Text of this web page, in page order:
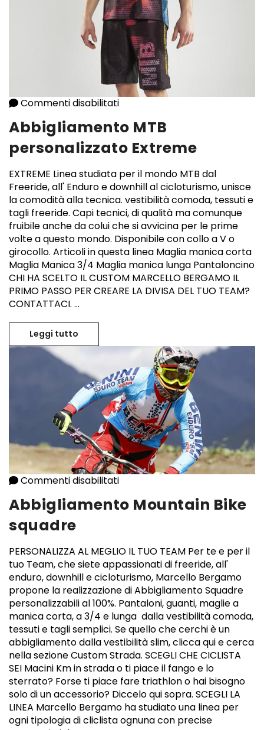
Commenti disabilitati
Abbigliamento MTB
personalizzato Extreme
EXTREME Linea studiata per il mondo MTB dal
Freeride, all' Enduro e downhill al cicloturismo, unisce
la comodità alla tecnica. vestibilità comoda, tessuti e
tagli freeride. Capi tecnici, di qualità ma comunque
fruibile anche da colui che si avvicina per le prime
volte a questo mondo. Disponibile con collo a V o
girocollo. Articoli in questa linea Maglia manica corta
Maglia Manica 3/4 Maglia manica lunga Pantaloncino
CHI HA SCELTO IL CUSTOM MARCELLO BERGAMO IL
PRIMO PASSO PER CREARE LA DIVISA DEL TUO TEAM?
CONTATTACI. ...
Leggi tutto
Commenti disabilitati
Abbigliamento Mountain Bike
squadre
PERSONALIZZA AL MEGLIO IL TUO TEAM Per te e per il
tuo Team, che siete appassionati di freeride, all'
enduro, downhill e cicloturismo, Marcello Bergamo
propone la realizzazione di Abbigliamento Squadre
personalizzabili al 100%. Pantaloni, guanti, maglie a
manica corta, a 3/4 e lunga dalla vestibilità comoda,
tessuti e tagli semplici. Se quello che cerchi è un
abbigliamento dalla vestibilità slim, clicca qui e cerca
nella sezione Custom Strada. SCEGLI CHE CICLISTA
SEI Macini Km in strada o ti piace il fango e lo
sterrato? Forse ti piace fare triathlon o hai bisogno
solo di un accessorio? Diccelo qui sopra. SCEGLI LA
LINEA Marcello Bergamo ha studiato una linea per
ogni tipologia di cliclista ognuna con precise